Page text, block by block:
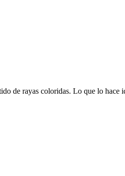
de rayas coloridas. Lo que lo hace